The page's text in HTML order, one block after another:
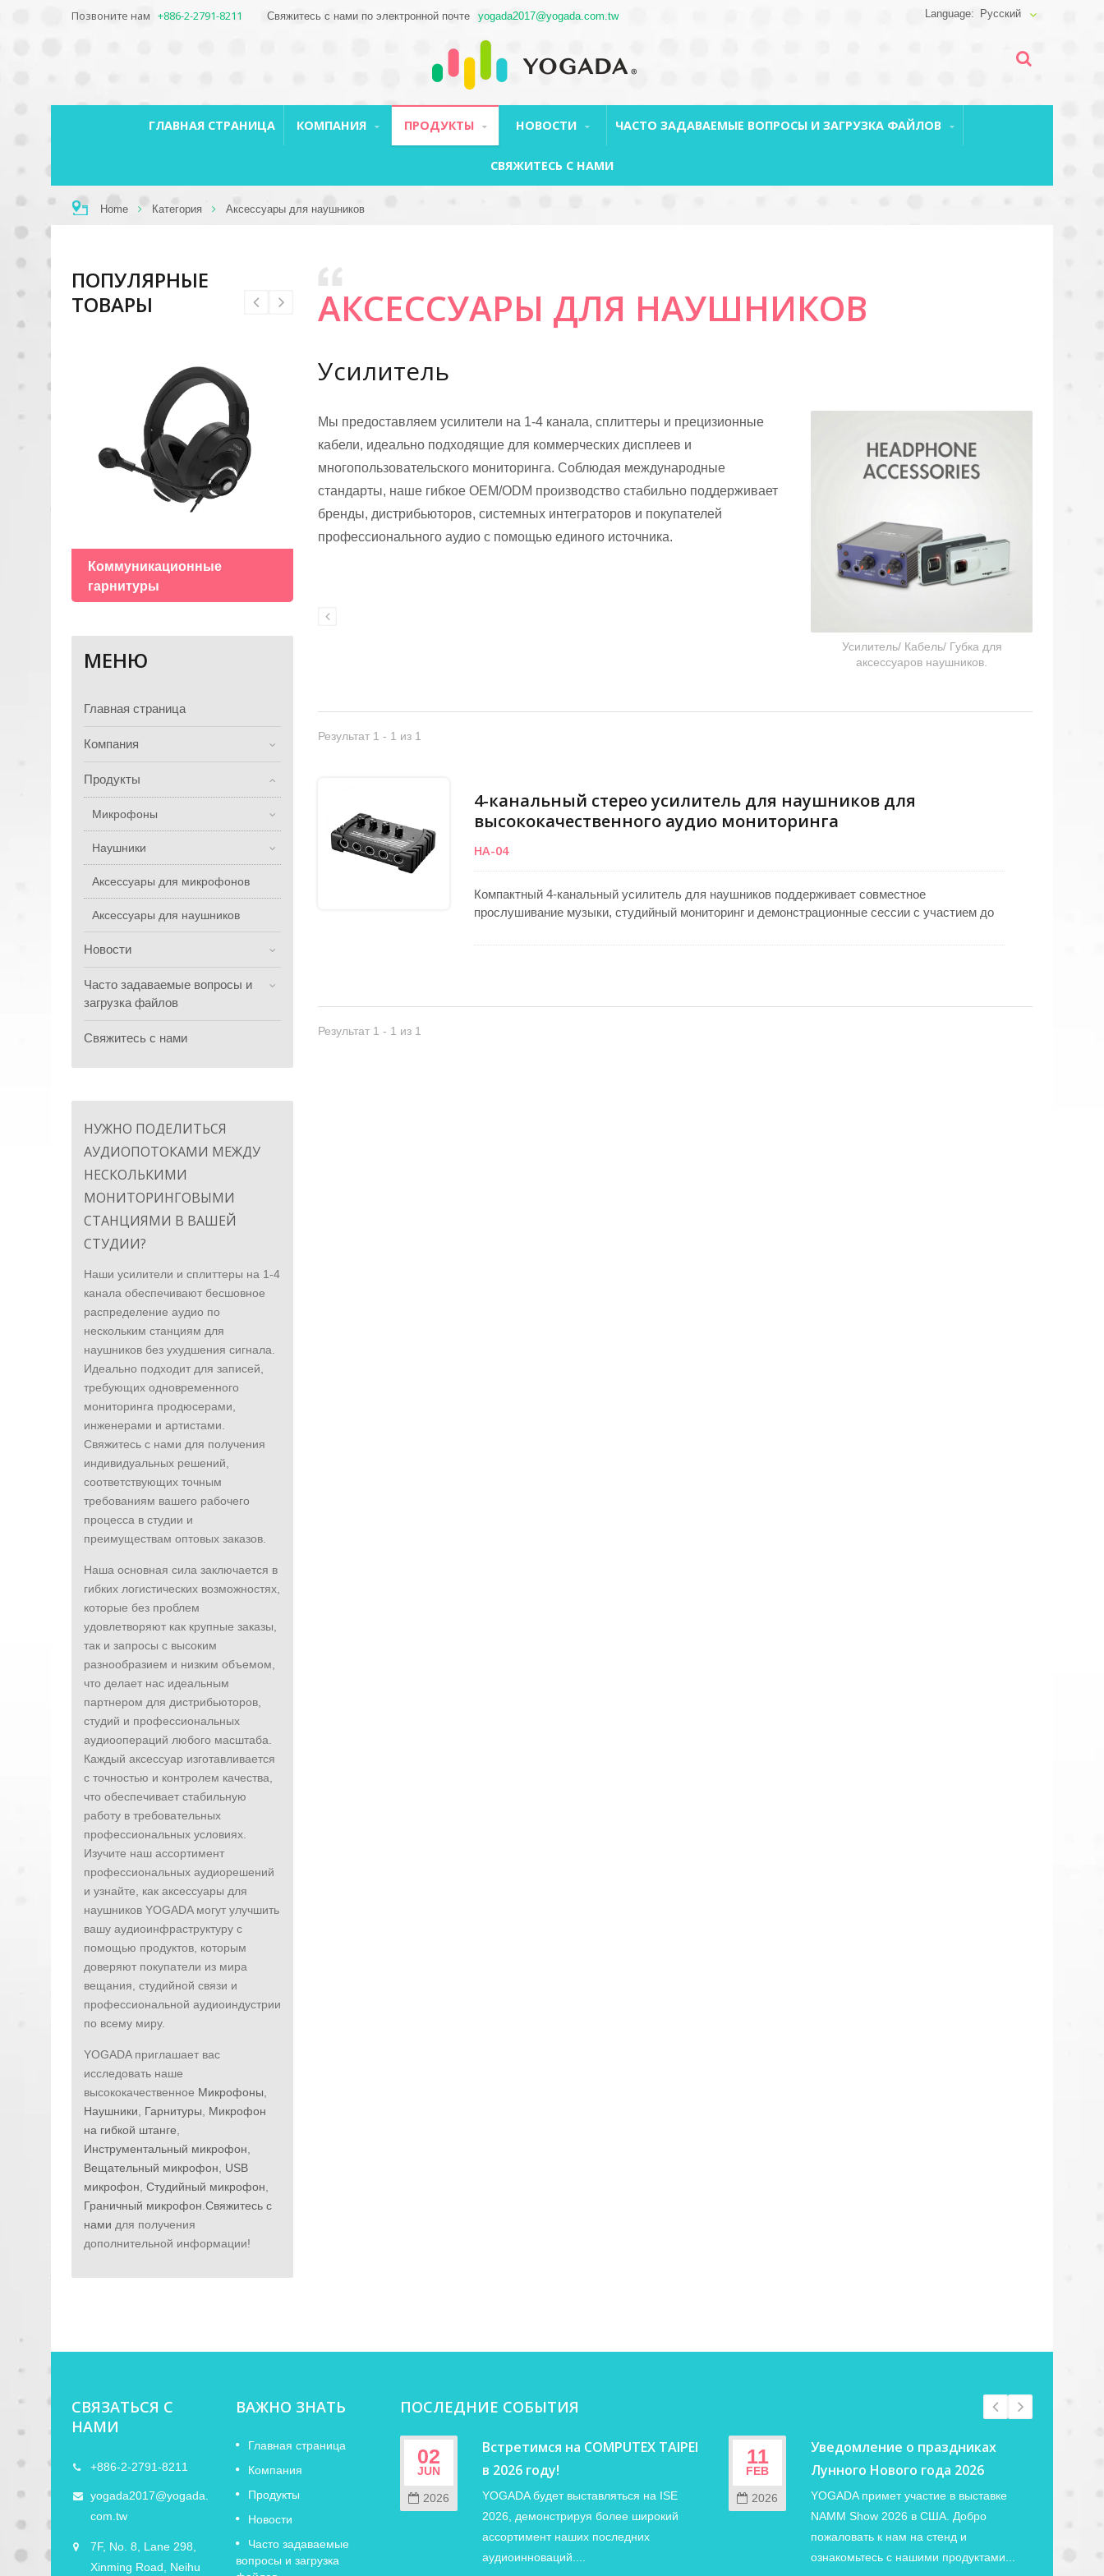
Позвоните нам +886-2-2791-8211 Свяжитесь с нами по электронной почте yogada2017@yogada.com.tw Русский
ГЛАВНАЯ СТРАНИЦА КОМПАНИЯ ПРОДУКТЫ НОВОСТИ ЧАСТО ЗАДАВАЕМЫЕ ВОПРОСЫ И ЗАГРУЗКА ФАЙЛОВ
СВЯЖИТЕСЬ С НАМИ
Home Категория Аксессуары для наушников
ПОПУЛЯРНЫЕ
ТОВАРЫ
Коммуникационные
гарнитуры
Граничные микрофоны
Коммуникационные
гарнитуры
МЕНЮ
Главная страница
Компания
Продукты
Микрофоны
Наушники
Аксессуары для микрофонов
Аксессуары для наушников
Новости
Часто задаваемые вопросы и
загрузка файлов
Свяжитесь с нами
НУЖНО ПОДЕЛИТЬСЯ
АУДИОПОТОКАМИ МЕЖДУ
НЕСКОЛЬКИМИ
МОНИТОРИНГОВЫМИ
СТАНЦИЯМИ В ВАШЕЙ
СТУДИИ?
Наши усилители и сплиттеры на 1-4
канала обеспечивают бесшовное
распределение аудио по
нескольким станциям для
наушников без ухудшения сигнала.
Идеально подходит для записей,
требующих одновременного
мониторинга продюсерами,
инженерами и артистами.
Свяжитесь с нами для получения
индивидуальных решений,
соответствующих точным
требованиям вашего рабочего
процесса в студии и
преимуществам оптовых заказов.
Наша основная сила заключается в
гибких логистических возможностях,
которые без проблем
удовлетворяют как крупные заказы,
так и запросы с высоким
разнообразием и низким объемом,
что делает нас идеальным
партнером для дистрибьюторов,
студий и профессиональных
аудиоопераций любого масштаба.
Каждый аксессуар изготавливается
с точностью и контролем качества,
что обеспечивает стабильную
работу в требовательных
профессиональных условиях.
Изучите наш ассортимент
профессиональных аудиорешений
и узнайте, как аксессуары для
наушников YOGADA могут улучшить
вашу аудиоинфраструктуру с
помощью продуктов, которым
доверяют покупатели из мира
вещания, студийной связи и
профессиональной аудиоиндустрии
по всему миру.
YOGADA приглашает вас
исследовать наше
высококачественное Микрофоны,
Наушники, Гарнитуры, Микрофон
на гибкой штанге,
Инструментальный микрофон,
Вещательный микрофон, USB
микрофон, Студийный микрофон,
Граничный микрофон.Свяжитесь с
нами для получения
дополнительной информации!
АКСЕССУАРЫ ДЛЯ НАУШНИКОВ
Усилитель
Усилитель/ Кабель/ Губка для
аксессуаров наушников.
Мы предоставляем усилители на 1-4 канала, сплиттеры и прецизионные
кабели, идеально подходящие для коммерческих дисплеев и
многопользовательского мониторинга. Соблюдая международные
стандарты, наше гибкое OEM/ODM производство стабильно поддерживает
бренды, дистрибьюторов, системных интеграторов и покупателей
профессионального аудио с помощью единого источника.
Результат 1 - 1 из 1
4-канальный стерео усилитель для наушников для
высококачественного аудио мониторинга
HA-04
Компактный 4-канальный усилитель для наушников поддерживает совместное
прослушивание музыки, студийный мониторинг и демонстрационные сессии с участием до
громкости для точной настройки. Многоканальный усилитель для наушников обеспечивает
Результат 1 - 1 из 1
СВЯЗАТЬСЯ С
НАМИ
+886-2-2791-8211
yogada2017@yogada.
com.tw
7F, No. 8, Lane 298,
Xinming Road, Neihu
ВАЖНО ЗНАТЬ
Главная страница
Компания
Продукты
Новости
Часто задаваемые
вопросы и загрузка
ПОСЛЕДНИЕ СОБЫТИЯ
FEB
2026
Уведомление о праздниках
Лунного Нового года 2026
YOGADA примет участие в выставке
NAMM Show 2026 в США. Добро
ознакомьтесь с нашими продуктами...
02
JUN
2026
Встретимся на COMPUTEX TAIPEI
в 2026 году!
YOGADA будет выставляться на ISE
2026, демонстрируя более широкий
ассортимент наших последних
аудиоинноваций....
11
FEB
2026
Уведомление о праздниках
Лунного Нового года 2026
YOGADA примет участие в выставке
NAMM Show 2026 в США. Добро
пожаловать к нам на стенд и
ознакомьтесь с нашими продуктами...